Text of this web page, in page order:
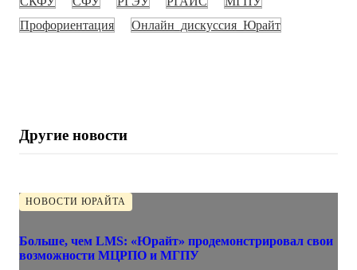
Профориентация
Онлайн_дискуссия_Юрайт
Другие новости
НОВОСТИ ЮРАЙТА
Больше, чем LMS: «Юрайт» продемонстрировал свои
возможности МЦРПО и МГПУ